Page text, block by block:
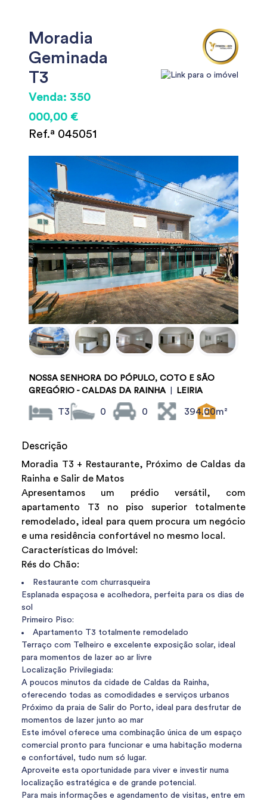
Moradia
Geminada
T3
Venda: 350
000,00 €
Ref.ª 045051
NOSSA SENHORA DO PÓPULO, COTO E SÃO
GREGÓRIO - CALDAS DA RAINHA
LEIRIA
T3 0 0 394.00m²
Descrição
Moradia T3 + Restaurante, Próximo de Caldas da
Rainha e Salir de Matos
Apresentamos um prédio versátil, com
apartamento T3 no piso superior totalmente
remodelado, ideal para quem procura um negócio
e uma residência confortável no mesmo local.
Características do Imóvel:
Rés do Chão:
Restaurante com churrasqueira
Esplanada espaçosa e acolhedora, perfeita para os dias de
sol
Primeiro Piso:
Apartamento T3 totalmente remodelado
Terraço com Telheiro e excelente exposição solar, ideal
para momentos de lazer ao ar livre
Localização Privilegiada:
A poucos minutos da cidade de Caldas da Rainha,
oferecendo todas as comodidades e serviços urbanos
Próximo da praia de Salir do Porto, ideal para desfrutar de
momentos de lazer junto ao mar
Este imóvel oferece uma combinação única de um espaço
comercial pronto para funcionar e uma habitação moderna
e confortável, tudo num só lugar.
Aproveite esta oportunidade para viver e investir numa
localização estratégica e de grande potencial.
Para mais informações e agendamento de visitas, entre em